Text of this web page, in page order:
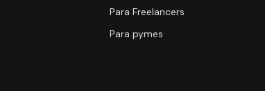
Para Freelancers
Para pymes